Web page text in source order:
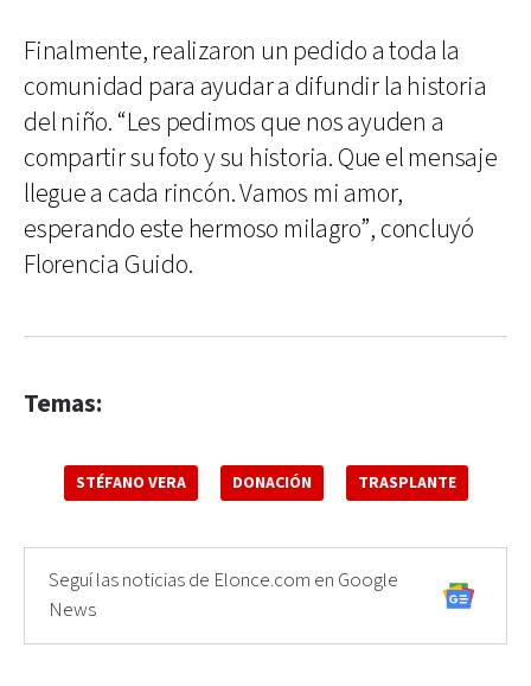
Finalmente, realizaron un pedido a toda la
comunidad para ayudar a difundir la historia
del niño. “Les pedimos que nos ayuden a
compartir su foto y su historia. Que el mensaje
llegue a cada rincón. Vamos mi amor,
esperando este hermoso milagro”, concluyó
Florencia Guido.
Temas:
STÉFANO VERA DONACIÓN TRASPLANTE
Seguí las noticias de Elonce.com en Google
News